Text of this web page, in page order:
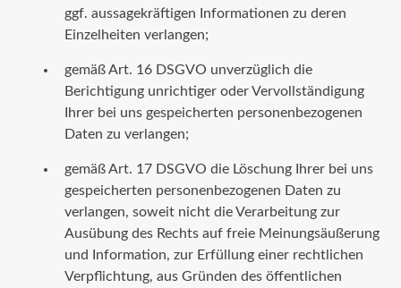
ggf. aussagekräftigen Informationen zu deren
Einzelheiten verlangen;
gemäß Art. 16 DSGVO unverzüglich die
Berichtigung unrichtiger oder Vervollständigung
Ihrer bei uns gespeicherten personenbezogenen
Daten zu verlangen;
gemäß Art. 17 DSGVO die Löschung Ihrer bei uns
gespeicherten personenbezogenen Daten zu
verlangen, soweit nicht die Verarbeitung zur
Ausübung des Rechts auf freie Meinungsäußerung
und Information, zur Erfüllung einer rechtlichen
Verpflichtung, aus Gründen des öffentlichen